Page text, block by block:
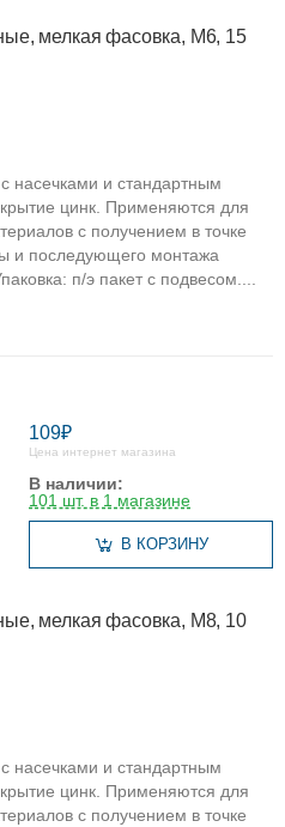
мелкая фасовка, М6, 15
насечками и стандартным
цинк. Применяются для
с получением в точке
и последующего монтажа
п/э пакет с подвесом....
109₽
Цена интернет магазина
В наличии:
101 шт. в 1 магазине
В КОРЗИНУ
мелкая фасовка, М8, 10
насечками и стандартным
цинк. Применяются для
с получением в точке